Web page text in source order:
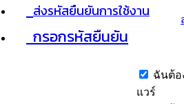
ส่งรหัสยืนยันการใช้งาน
กรอกรหัสยืนยัน
ฉันต้อ
แวร์